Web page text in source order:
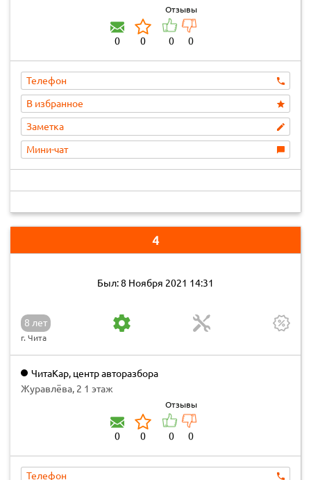
0 0
Отзывы
0 0
Телефон
В избранное
Заметка
Мини-чат
4
Был: 8 Ноября 2021 14:31
8 лет
г. Чита
ЧитаКар, центр авторазбора
Журавлёва, 2 1 этаж
0 0
Отзывы
0 0
Телефон